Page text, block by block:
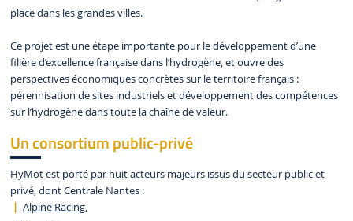
place dans les grandes villes.
Ce projet est une étape importante pour le développement d’une
filière d’excellence française dans l’hydrogène, et ouvre des
perspectives économiques concrètes sur le territoire français :
pérennisation de sites industriels et développement des compétences
sur l’hydrogène dans toute la chaîne de valeur.
Un consortium public-privé
HyMot est porté par huit acteurs majeurs issus du secteur public et
privé, dont Centrale Nantes :
Alpine Racing,